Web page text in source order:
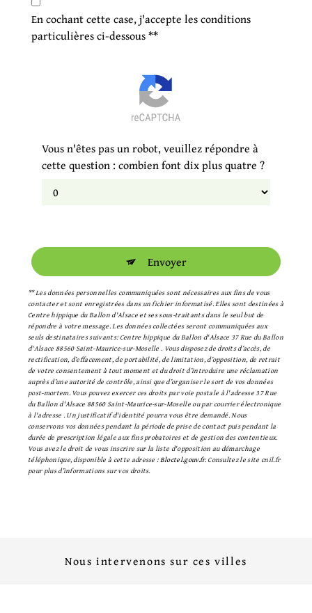
En cochant cette case, j'accepte les conditions
particulières ci-dessous **
Vous n'êtes pas un robot, veuillez répondre à
cette question : combien font dix plus quatre ?
Envoyer
** Les données personnelles communiquées sont nécessaires aux fins de vous
contacter et sont enregistrées dans un fichier informatisé. Elles sont destinées à
Centre hippique du Ballon d'Alsace et ses sous-traitants dans le seul but de
répondre à votre message. Les données collectées seront communiquées aux
seuls destinataires suivants: Centre hippique du Ballon d'Alsace 37 Rue du Ballon
d'Alsace 88560 Saint-Maurice-sur-Moselle . Vous disposez de droits d’accès, de
rectification, d’effacement, de portabilité, de limitation, d’opposition, de retrait
de votre consentement à tout moment et du droit d’introduire une réclamation
auprès d’une autorité de contrôle, ainsi que d’organiser le sort de vos données
post-mortem. Vous pouvez exercer ces droits par voie postale à l'adresse 37 Rue
du Ballon d'Alsace 88560 Saint-Maurice-sur-Moselle ou par courrier électronique
à l'adresse . Un justificatif d'identité pourra vous être demandé. Nous
conservons vos données pendant la période de prise de contact puis pendant la
durée de prescription légale aux fins probatoires et de gestion des contentieux.
Vous avez le droit de vous inscrire sur la liste d'opposition au démarchage
téléphonique, disponible à cette adresse :Bloctel.gouv.fr. Consultez le site cnil.fr
pour plus d’informations sur vos droits.
Nous intervenons sur ces villes